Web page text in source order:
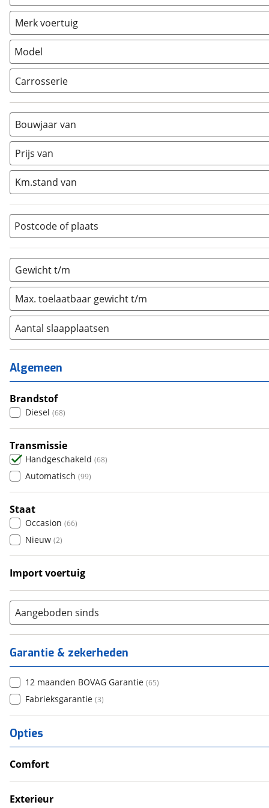
Vouwwagen
Merk voertuig
Model
Carrosserie
Alkoof (2)
Busmodel
Caravan (0)
Half-integraal
Integraal (2)
Opzetunit (0
Vouwwagen (0)
Bouwjaar van
Prijs van
Km.stand van
Postcode of plaats
Gewicht t/m
Max. toelaatbaar gewicht t/m
Aantal slaapplaatsen
1 (0)
2 (14)
3 (21)
4 (12)
5 (8)
6+ (1)
Algemeen
Brandstof
Diesel (68)
Transmissie
Handgeschakeld (68)
Automatisch (99)
Staat
Occasion (66)
Nieuw (2)
Import voertuig
Nee (4)
Aangeboden sinds
Garantie & zekerheden
12 maanden BOVAG Garantie (65)
Fabrieksgarantie (3)
Opties
Comfort
Douche
Exterieur